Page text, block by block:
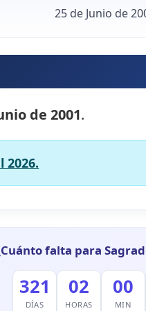
25 de Junio de
de 2001.
2026.
falta para
321
DÍAS
02
HORAS
00
MIN